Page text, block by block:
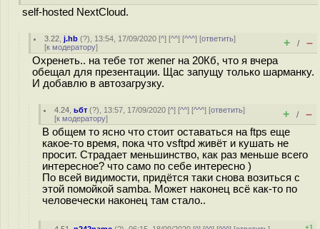
self-hosted NextCloud.
3.22 ,j.hb (?), 13:54, 17/09/2020 [^] [^^] [^^^] [ответить]
[к модератору] + / –
Охренеть.. на тебе тот жепег на 20Кб, что я вчера
обещал для презентации. Щас запущу только шарманку.
И добавлю в автозагрузку.
4.24 ,ьбт (?), 13:57, 17/09/2020 [^] [^^] [^^^] [ответить]
[к модератору] + / –
В общем то ясно что стоит оставаться на ftps еще
какое-то время, пока что vsftpd живёт и кушать не
просит. Страдает меньшинство, как раз меньше всего
интересное? что само по себе интересно )
По всей видимости, придётся таки снова возиться с
этой помойкой samba. Может наконец всё как-то по
человечески наконец там стало..
+1